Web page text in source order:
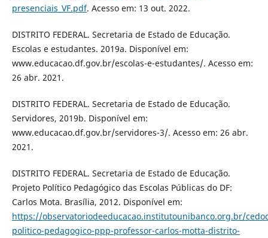
presenciais_VF.pdf. Acesso em: 13 out. 2022.
DISTRITO FEDERAL. Secretaria de Estado de Educação.
Escolas e estudantes. 2019a. Disponível em:
www.educacao.df.gov.br/escolas-e-estudantes/. Acesso em:
26 abr. 2021.
DISTRITO FEDERAL. Secretaria de Estado de Educação.
Servidores, 2019b. Disponível em:
www.educacao.df.gov.br/servidores-3/. Acesso em: 26 abr.
2021.
DISTRITO FEDERAL. Secretaria de Estado de Educação.
Projeto Político Pedagógico das Escolas Públicas do DF:
Carlos Mota. Brasília, 2012. Disponível em:
https://observatoriodeeducacao.institutounibanco.org.br/
politico-pedagogico-ppp-professor-carlos-motta-distrito-